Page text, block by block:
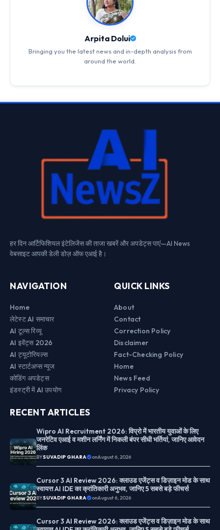
Arpita Dolui
Bringing you the latest news and in-depth analysis from
around the world.
हर दिन आर्टिफिशियल इंटेलिजेंस की ताजा खबरें और अपडेट्स पाएं—AI News
वेबसाइट आपकी डेली डोज़ ऑफ एआई है।
NAVIGATION
Home
लेटेस्ट AI समाचार
AI टूल्स रिव्यू
AI इवेंट्स 2026
AI ट्यूटोरियल्स
AI स्टार्टअप्स न्यूज
कोडिंग अपडेट्स
इंडस्ट्री में AI उपयोग
QUICK LINKS
About
Contact
Correction Policy
Disclaimer
Fact-Checking Policy
Home
News Feed
Privacy Policy
RECENT ARTICLES
Wipro AI Recruitment 2026: विप्रो में भारतीय युवाओं के लिए
जनरेटिव एआई व मशीन लर्निंग में निकली बंपर सीधी भर्तियां, जानिए आवेदन
लिंक
BYSUVADIP GHARA onAugust 6, 2026
Cursor 3 AI Review 2026: क्लाउड एजेंट्स व डिज़ाइन मोड के साथ
स्वायत्त AI IDE का क्रांतिकारी अनुभव, जानिए 5 सबसे बड़े फीचर्स
BYSUVADIP GHARA onAugust 6, 2026
Cursor 3 AI Review 2026: क्लाउड एजेंट्स व डिज़ाइन मोड के साथ